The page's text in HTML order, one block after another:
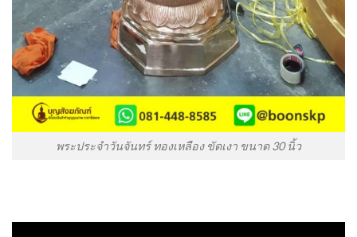
พระประจำวันจันทร์ ทองเหลือง ขัดเงา ขนาด 30 นิ้ว